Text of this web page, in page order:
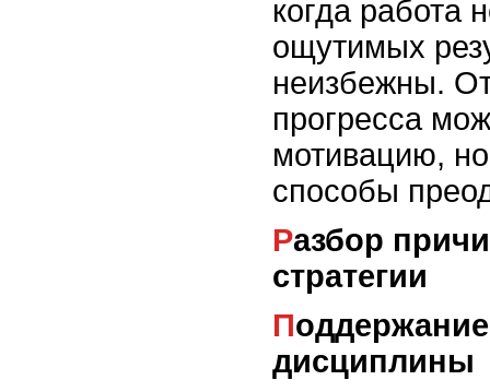
когда работа
ощутимых
неизбежны.
прогресса
мотивацию,
способы
Разбор причин и корректировка
стратегии
Поддержание интереса и
дисциплины